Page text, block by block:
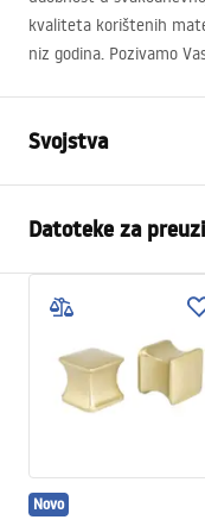
kvaliteta korištenih
niz godina. Pozivamo
Svojstva
Materijal
Vrsta slavine
Način montaže
Podešavanje visine
Max. visina
Sustav Anti-Calc
Datoteke za
Sigurnosne
Jamstveni uvjeti
Novo